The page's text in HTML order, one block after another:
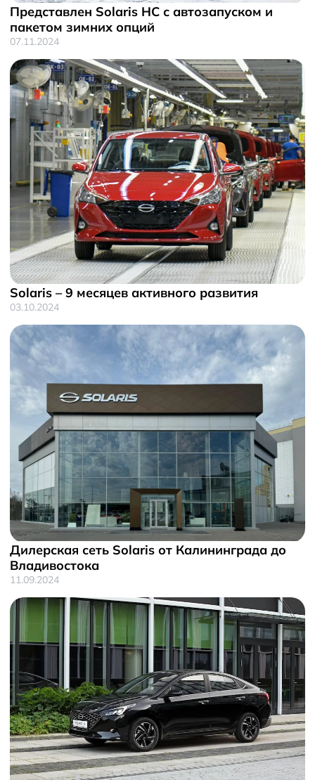
Представлен Solaris HC с автозапуском и
пакетом зимних опций
07.11.2024
Solaris – 9 месяцев активного развития
03.10.2024
Дилерская сеть Solaris от Калининграда до
Владивостока
11.09.2024